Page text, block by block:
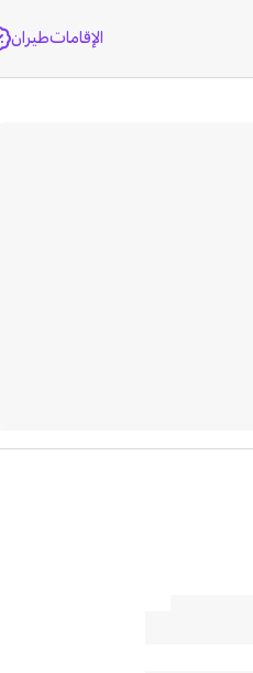
الإقاماتطيران